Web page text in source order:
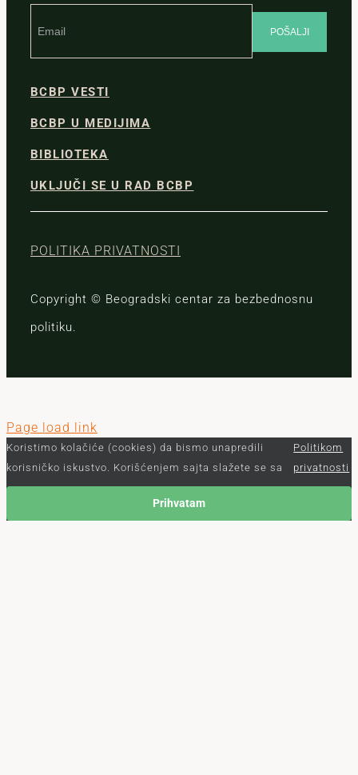
BCBP VESTI
BCBP U MEDIJIMA
BIBLIOTEKA
UKLJUČI SE U RAD BCBP
POLITIKA PRIVATNOSTI
Copyright © Beogradski centar za bezbednosnu
politiku.
Page load link
Koristimo kolačiće (cookies) da bismo unapredili
korisničko iskustvo. Korišćenjem sajta slažete se sa
Politikom
privatnosti
Prihvatam